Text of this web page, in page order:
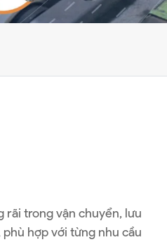
rãi trong vận chuyển, lưu
hợp với từng nhu cầu